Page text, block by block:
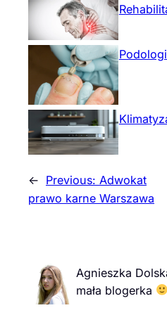
← Previous: Adwokat
prawo karne Warszawa
Agnieszka
mała blogerka